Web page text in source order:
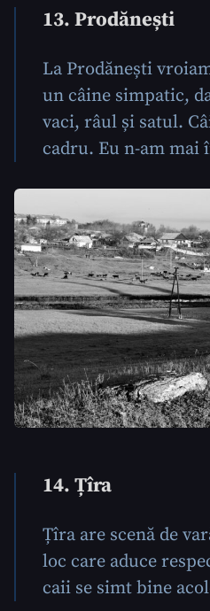
13. Prodănești
La Prodănești
un câine simpatic,
vaci, râul și satul.
cadru. Eu n-am mai
14. Țîra
Țîra are scenă de
loc care aduce
caii se simt bine